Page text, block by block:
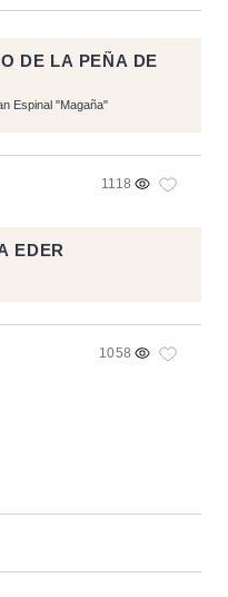
DE LA PEÑA DE
Espinal "Magaña"
1118
EDER
1058